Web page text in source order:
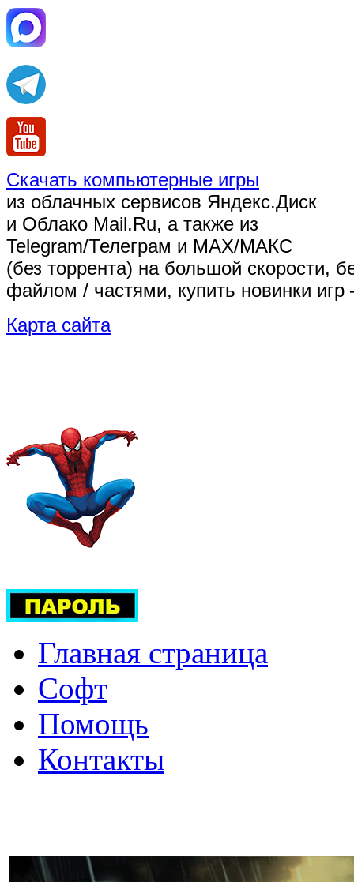
Скачать компьютерные игры
из облачных сервисов Яндекс.Диск
и Облако Mail.Ru, а также из
Telegram/Телеграм и MAX/МАКС
(без торрента) на большой скорости,
файлом / частями, купить новинки
Карта сайта
Главная страница
Софт
Помощь
Контакты